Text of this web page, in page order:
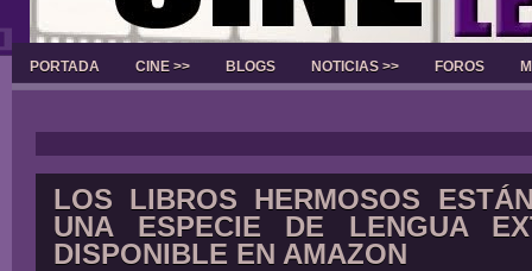
PORTADA CINE >> BLOGS NOTICIAS >> FOROS
LOS LIBROS HERMOSOS
UNA ESPECIE DE LENGUA
DISPONIBLE EN AMAZON